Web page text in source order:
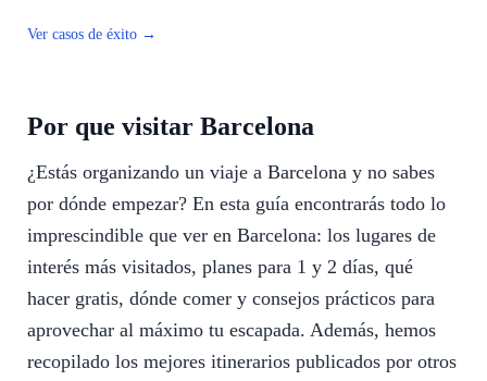
Ver casos de éxito →
Por que visitar Barcelona
¿Estás organizando un viaje a Barcelona y no sabes
por dónde empezar? En esta guía encontrarás todo lo
imprescindible que ver en Barcelona: los lugares de
interés más visitados, planes para 1 y 2 días, qué
hacer gratis, dónde comer y consejos prácticos para
aprovechar al máximo tu escapada. Además, hemos
recopilado los mejores itinerarios publicados por otros